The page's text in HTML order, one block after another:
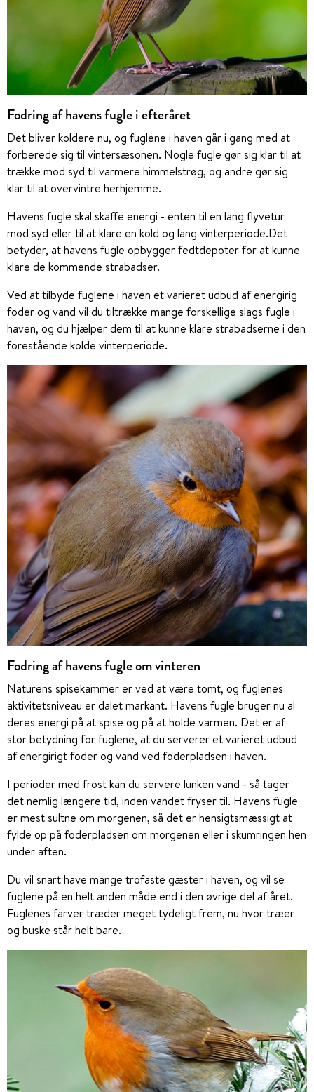
Fodring af havens fugle i efteråret
Det bliver koldere nu, og fuglene i haven går i gang med at
forberede sig til vintersæsonen. Nogle fugle gør sig klar til at
trække mod syd til varmere himmelstrøg, og andre gør sig
klar til at overvintre herhjemme.
Havens fugle skal skaffe energi - enten til en lang flyvetur
mod syd eller til at klare en kold og lang vinterperiode.Det
betyder, at havens fugle opbygger fedtdepoter for at kunne
klare de kommende strabadser.
Ved at tilbyde fuglene i haven et varieret udbud af energirig
foder og vand vil du tiltrække mange forskellige slags fugle i
haven, og du hjælper dem til at kunne klare strabadserne i den
forestående kolde vinterperiode.
Fodring af havens fugle om vinteren
Naturens spisekammer er ved at være tomt, og fuglenes
aktivitetsniveau er dalet markant. Havens fugle bruger nu al
deres energi på at spise og på at holde varmen. Det er af
stor betydning for fuglene, at du serverer et varieret udbud
af energirigt foder og vand ved foderpladsen i haven.
I perioder med frost kan du servere lunken vand - så tager
det nemlig længere tid, inden vandet fryser til. Havens fugle
er mest sultne om morgenen, så det er hensigtsmæssigt at
fylde op på foderpladsen om morgenen eller i skumringen hen
under aften.
Du vil snart have mange trofaste gæster i haven, og vil se
fuglene på en helt anden måde end i den øvrige del af året.
Fuglenes farver træder meget tydeligt frem, nu hvor træer
og buske står helt bare.